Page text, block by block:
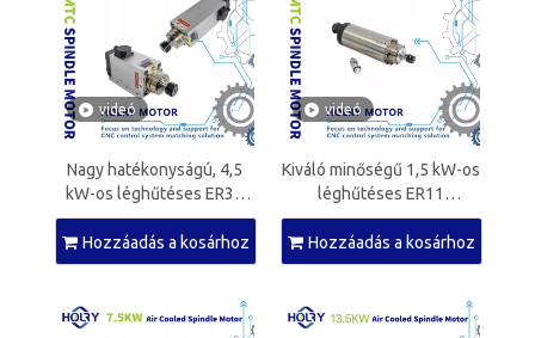
videó
Nagy hatékonyságú, 4,5
kW-os léghűtéses ER32
orsómotor CNC
famegmunkáló gépekhez
Hozzáadás a kosárhoz
videó
Kiváló minőségű 1,5 kW-os
léghűtéses ER11
orsómotor CNC
famegmunkáló gépekhez
Hozzáadás a kosárhoz